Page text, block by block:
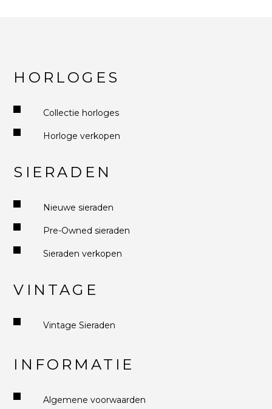
HORLOGES
Collectie horloges
Horloge verkopen
SIERADEN
Nieuwe sieraden
Pre-Owned sieraden
Sieraden verkopen
VINTAGE
Vintage Sieraden
INFORMATIE
Algemene voorwaarden